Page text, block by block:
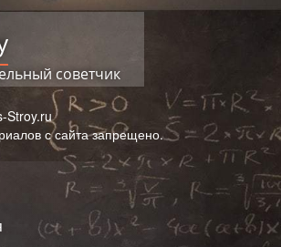
советчик
Stroy.ru
с сайта запрещено.